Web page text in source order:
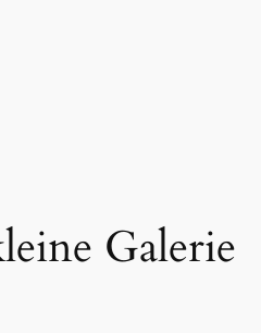
Galerie